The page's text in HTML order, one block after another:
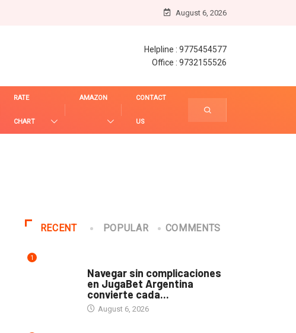
August 6, 2026
Helpline : 9775454577
Office : 9732155526
RATE
CHART
AMAZON CONTACT
US
RECENT POPULAR COMMENTS
1
Navegar sin complicaciones
en JugaBet Argentina
convierte cada...
August 6, 2026